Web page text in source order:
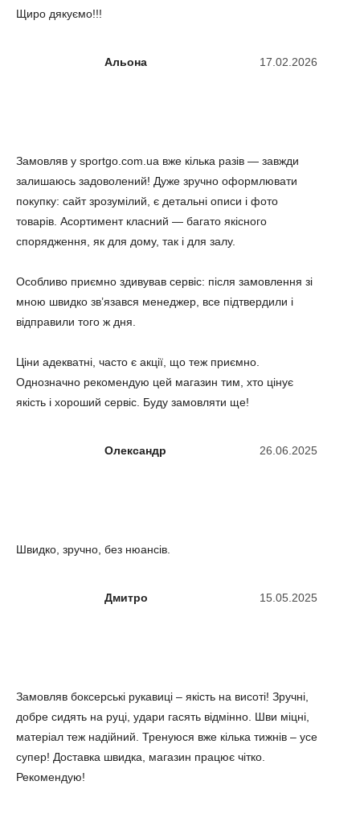
Щиро дякуємо!!!
Альона 17.02.2026
Замовляв у sportgo.com.ua вже кілька разів — завжди
залишаюсь задоволений! Дуже зручно оформлювати
покупку: сайт зрозумілий, є детальні описи і фото
товарів. Асортимент класний — багато якісного
спорядження, як для дому, так і для залу.
Особливо приємно здивував сервіс: після замовлення зі
мною швидко зв’язався менеджер, все підтвердили і
відправили того ж дня.
Ціни адекватні, часто є акції, що теж приємно.
Однозначно рекомендую цей магазин тим, хто цінує
якість і хороший сервіс. Буду замовляти ще!
Олександр 26.06.2025
Швидко, зручно, без нюансів.
Дмитро 15.05.2025
Замовляв боксерські рукавиці – якість на висоті! Зручні,
добре сидять на руці, удари гасять відмінно. Шви міцні,
матеріал теж надійний. Тренуюся вже кілька тижнів – усе
супер! Доставка швидка, магазин працює чітко.
Рекомендую!